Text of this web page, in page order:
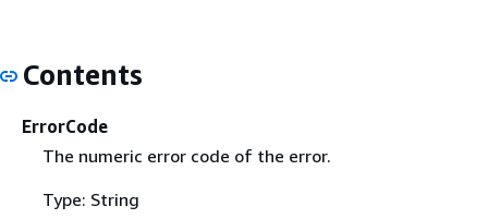
Contents
ErrorCode
The numeric error code of the error.
Type: String